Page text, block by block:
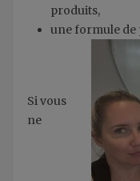
produits,
une formule de
Si vous
ne